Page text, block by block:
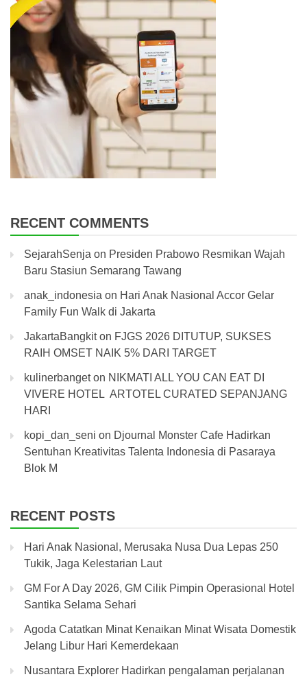
RECENT COMMENTS
SejarahSenja on Presiden Prabowo Resmikan Wajah
Baru Stasiun Semarang Tawang
anak_indonesia on Hari Anak Nasional Accor Gelar
Family Fun Walk di Jakarta
JakartaBangkiton FJGS 2026 DITUTUP, SUKSES
RAIH OMSET NAIK 5% DARI TARGET
kulinerbangeton NIKMATI ALL YOU CAN EAT DI
VIVERE HOTEL ARTOTEL CURATED SEPANJANG
HARI
kopi_dan_seni on Djournal Monster Cafe Hadirkan
Sentuhan Kreativitas Talenta Indonesia di Pasaraya
Blok M
RECENT POSTS
Hari Anak Nasional, Merusaka Nusa Dua Lepas 250
Tukik, Jaga Kelestarian Laut
GM For A Day 2026, GM Cilik Pimpin Operasional Hotel
Santika Selama Sehari
Agoda Catatkan Minat Kenaikan Minat Wisata Domestik
Jelang Libur Hari Kemerdekaan
Nusantara Explorer Hadirkan pengalaman perjalanan